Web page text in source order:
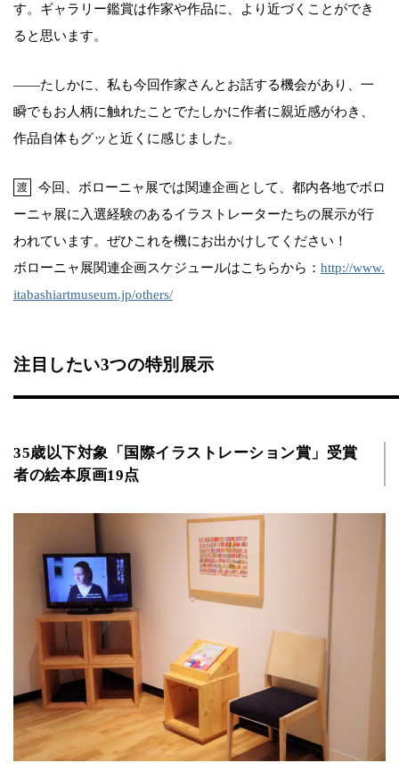
す。ギャラリー鑑賞は作家や作品に、より近づくことができ
ると思います。
――たしかに、私も今回作家さんとお話する機会があり、一
瞬でもお人柄に触れたことでたしかに作者に親近感がわき、
作品自体もグッと近くに感じました。
渡
今回、ボローニャ展では関連企画として、都内各地でボロ
ーニャ展に入選経験のあるイラストレーターたちの展示が行
われています。ぜひこれを機にお出かけしてください！
ボローニャ展関連企画スケジュールはこちらから： http://www.
itabashiartmuseum.jp/others/
注目したい3つの特別展示
35歳以下対象「国際イラストレーション賞」受賞
者の絵本原画19点